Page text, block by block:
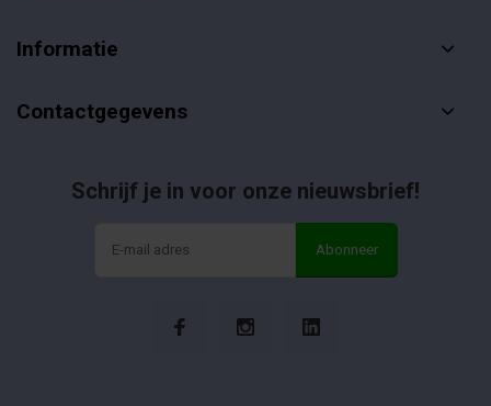
Informatie
Contactgegevens
Schrijf je in voor onze nieuwsbrief!
Abonneer